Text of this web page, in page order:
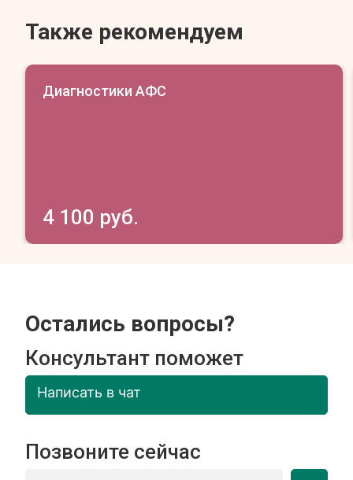
Также рекомендуем
Диагностики АФС
4 100 руб.
Остались вопросы?
Консультант поможет
Написать в чат
Позвоните сейчас